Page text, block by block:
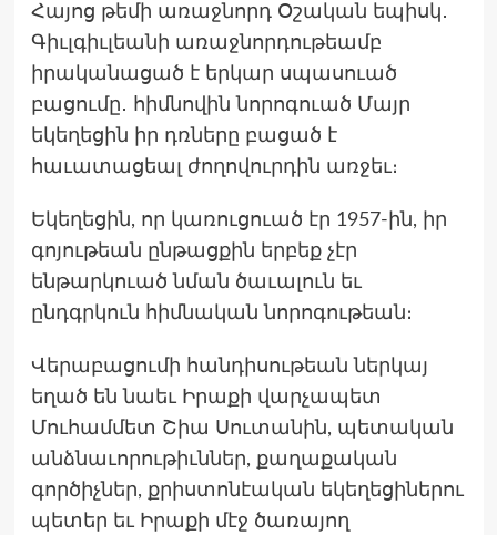
Հայոց թեմի առաջնորդ Օշական եպիսկ․
Գիւլգիւլեանի առաջնորդութեամբ
իրականացած է երկար սպասուած
բացումը․ հիմնովին նորոգուած Մայր
եկեղեցին իր դռները բացած է
հաւատացեալ ժողովուրդին առջեւ։
Եկեղեցին, որ կառուցուած էր 1957-ին, իր
գոյութեան ընթացքին երբեք չէր
ենթարկուած նման ծաւալուն եւ
ընդգրկուն հիմնական նորոգութեան։
Վերաբացումի հանդիսութեան ներկայ
եղած են նաեւ Իրաքի վարչապետ
Մուհամմետ Շիա Սուտանին, պետական
անձնաւորութիւններ, քաղաքական
գործիչներ, քրիստոնէական եկեղեցիներու
պետեր եւ Իրաքի մէջ ծառայող